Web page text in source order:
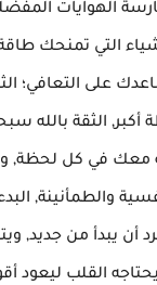
الهوايات
التي تمنحك طاقة
على التعافي؛
أكبر, الثقة بالله
معك في كل لحظة,
والطمأنينة,
أن يبدأ من جديد,
القلب ليعود